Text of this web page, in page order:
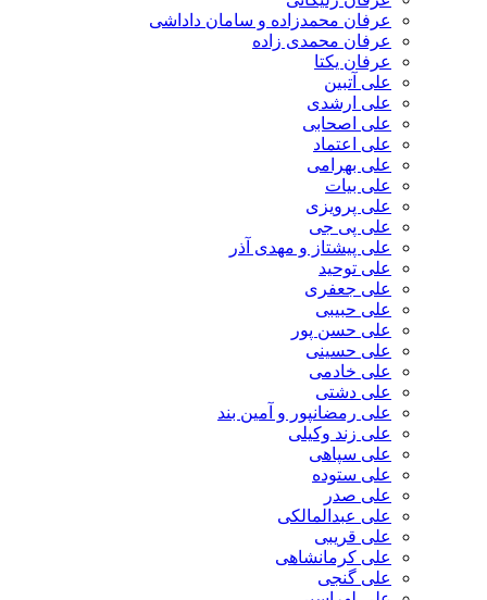
عرفان محمدزاده و سامان داداشی
عرفان محمدی زاده
عرفان یکتا
علی آتبین
علی ارشدی
علی اصحابی
علی اعتماد
علی بهرامی
علی بیات
علی پرویزی
علی پی جی
علی پیشتاز و مهدی آذر
علی توحید
علی جعفری
علی حبیبی
علی حسن پور
علی حسینی
علی خادمی
علی دشتی
علی رمضانپور و آمین بند
علی زند وکیلی
علی سپاهی
علی ستوده
علی صدر
علی عبدالمالکی
علی قریبی
علی کرمانشاهی
علی گنجی